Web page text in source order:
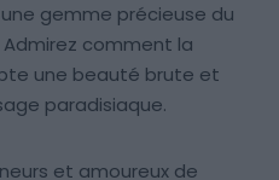
gemme précieuse du
comment la
une beauté brute et
paradisiaque.
et amoureux de